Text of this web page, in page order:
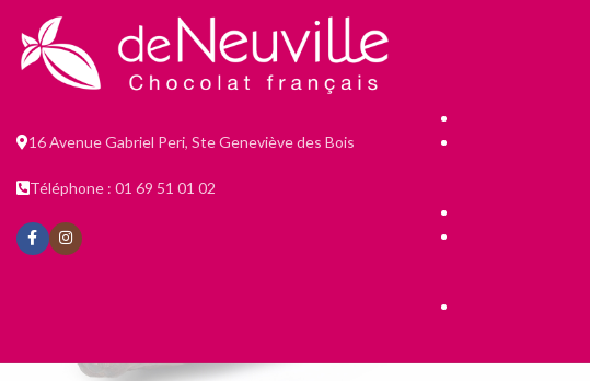
16 Avenue Gabriel Peri, Ste Geneviève des Bois
Téléphone : 01 69 51 01 02